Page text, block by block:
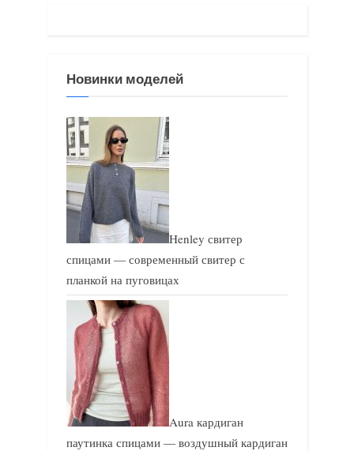
а
с
ь
:
Новинки моделей
Henley свитер
спицами — современный свитер с
планкой на пуговицах
Aura кардиган
паутинка спицами — воздушный кардиган